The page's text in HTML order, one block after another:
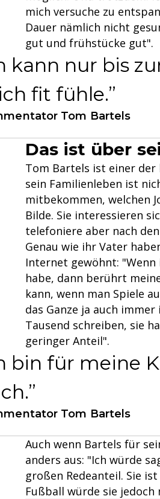
mich versuche zu
Dauer nämlich nicht
gut und frühstücke gut".
kann nur bis
fit fühle.
Tom Bartels
Das ist über
Tom Bartels ist einer
sein Familienleben ist
mitbekommen, welchen
Bilde. Sie interessieren
telefoniere aber nach
Genau wie ihr Vater
Internet gewöhnt:
habe, dann berührt
kann, wenn man Spiele
das Ganze ja auch
Tausend schreiben, sie
geringer Anteil".
bin für meine
Tom Bartels
Auch wenn Bartels für
anders aus: "Ich würde
großen Redeanteil. Sie
Fußball würde sie jedoch